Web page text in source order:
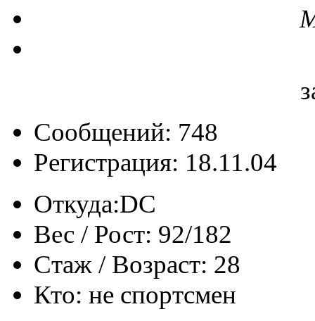
Сообщений: 748
Регистрация: 18.11.04
Откуда:DC
Вес / Рост: 92/182
Стаж / Возраст: 28
Кто: не спортсмен